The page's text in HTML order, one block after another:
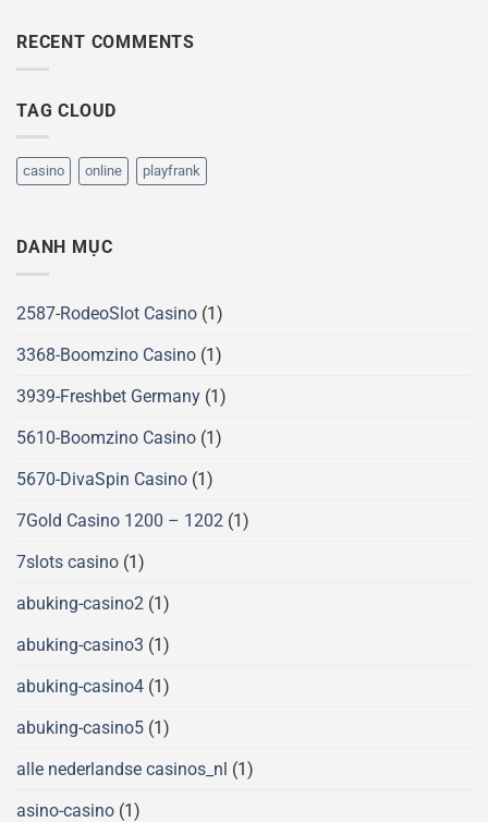
RECENT COMMENTS
TAG CLOUD
casino online playfrank
DANH MỤC
2587-RodeoSlot Casino (1)
3368-Boomzino Casino (1)
3939-Freshbet Germany (1)
5610-Boomzino Casino (1)
5670-DivaSpin Casino (1)
7Gold Casino 1200 – 1202 (1)
7slots casino (1)
abuking-casino2 (1)
abuking-casino3 (1)
abuking-casino4 (1)
abuking-casino5 (1)
alle nederlandse casinos_nl (1)
asino-casino (1)